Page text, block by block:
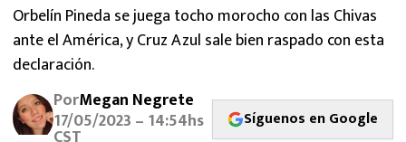
SELECCIÓN MEXICANA
FUTBOL INTERNACIONAL
MEXICANOS EN EL EXTRANJERO
Orbelín Pineda se juega tocho morocho con las Chivas
ante el América, y Cruz Azul sale bien raspado con esta
declaración.
PorMegan Negrete
17/05/2023 – 14:54hs Síguenos en Google